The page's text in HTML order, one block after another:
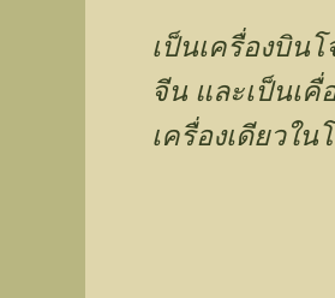
เป็นเครื่องบิน
จีน และเป็นเ
เครื่องเดียวใน